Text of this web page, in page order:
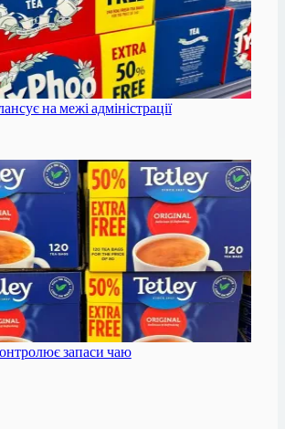
на межі адміністрації
запаси чаю